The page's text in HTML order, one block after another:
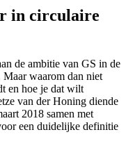
in circulaire
de ambitie van GS in de
waarom dan niet
en hoe je dat wilt
van der Honing diende
2018 samen met
een duidelijke definitie